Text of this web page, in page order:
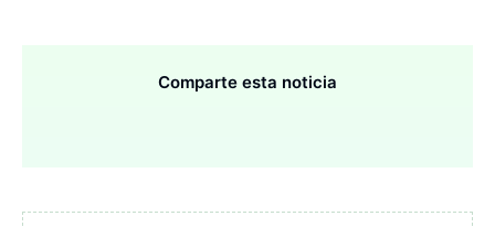
Comparte esta noticia